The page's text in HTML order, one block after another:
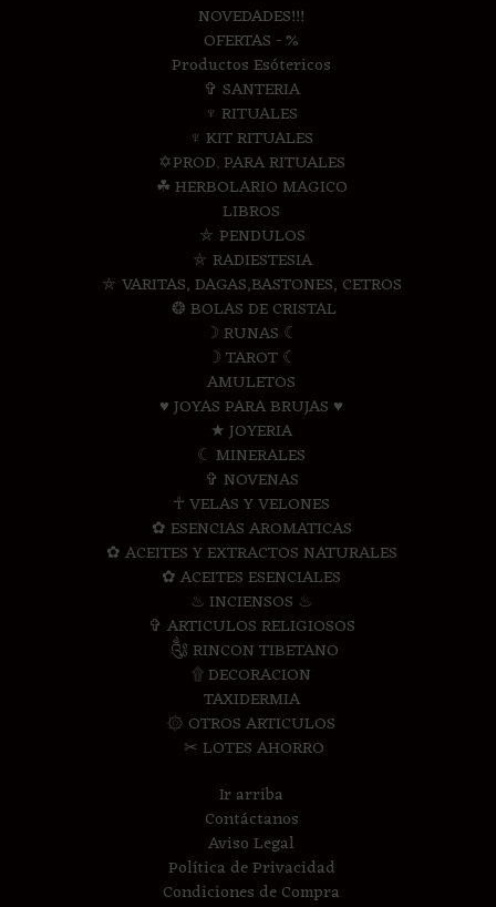
NOVEDADES!!!
OFERTAS - %
Productos Esótericos
✞ SANTERIA
♆ RITUALES
♆ KIT RITUALES
✡PROD. PARA RITUALES
☘ HERBOLARIO MAGICO
LIBROS
⛤ PENDULOS
⛤ RADIESTESIA
⛤ VARITAS, DAGAS,BASTONES, CETROS
❂ BOLAS DE CRISTAL
☽ RUNAS ☾
☽ TAROT ☾
AMULETOS
♥ JOYAS PARA BRUJAS ♥
★ JOYERIA
☾ MINERALES
✞ NOVENAS
☥ VELAS Y VELONES
✿ ESENCIAS AROMATICAS
✿ ACEITES Y EXTRACTOS NATURALES
✿ ACEITES ESENCIALES
♨ INCIENSOS ♨
✞ ARTICULOS RELIGIOSOS
༃ RINCON TIBETANO
۩ DECORACION
TAXIDERMIA
۞ OTROS ARTICULOS
✂ LOTES AHORRO
Ir arriba
Contáctanos
Aviso Legal
Política de Privacidad
Condiciones de Compra